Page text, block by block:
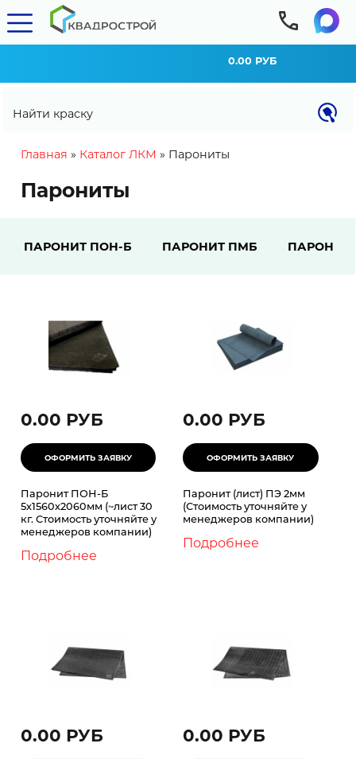
Найти краску
0.00 РУБ
You are here
Главная » Каталог ЛКМ » Парониты
Парониты
ПАРОНИТ ПОН-Б ПАРОНИТ ПМБ ПАРОНИТ
0.00 РУБ
Паронит ПОН-Б
5х1560х2060мм (~лист 30
кг. Стоимость уточняйте у
менеджеров компании)
Подробнее
0.00 РУБ
Паронит (лист) ПЭ 2мм
(Стоимость уточняйте у
менеджеров компании)
Подробнее
0.00 РУБ 0.00 РУБ